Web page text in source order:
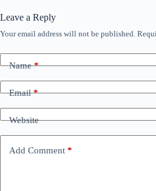
Leave a Reply
Your email address will not be published.
Name*
Email*
Website
Add Comment *